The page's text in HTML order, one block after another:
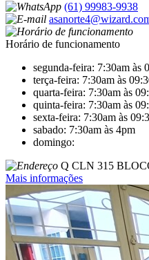
(61) 99983-9938
Horário de funcionamento
segunda-feira: 7:30am às
terça-feira: 7:30am às
quarta-feira: 7:30am às
quinta-feira: 7:30am às
sexta-feira: 7:30am às
sabado: 7:30am às 4pm
domingo:
Q CLN 315
Mais informações